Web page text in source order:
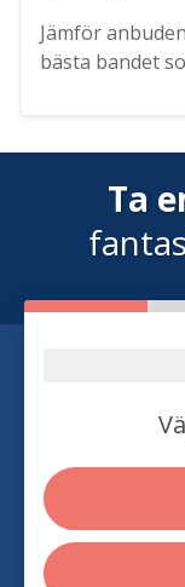
Jämför
bästa bandet
Ta